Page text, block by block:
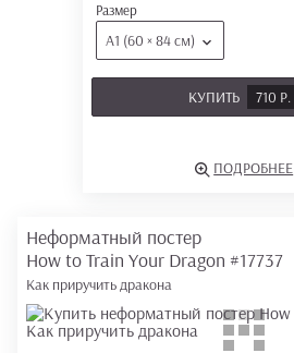
Размер
А1 (60 × 84 см)
КУПИТЬ 710 Р.
ПОДРОБНЕЕ
Неформатный постер
How to Train Your Dragon #17737
Как приручить дракона